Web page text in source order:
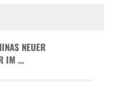
NEUER
IM …